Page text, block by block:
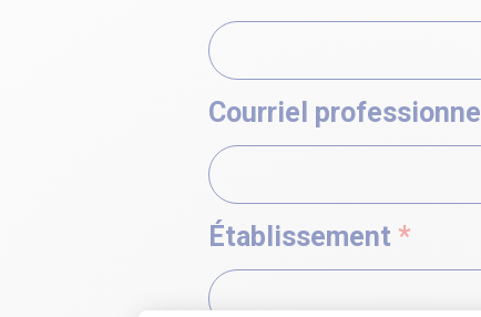
Courriel professionnel
Établissement *